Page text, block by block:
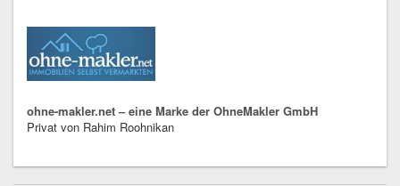
ohne-makler.net – eine Marke der OhneMakler GmbH
Privat von Rahim Roohnikan